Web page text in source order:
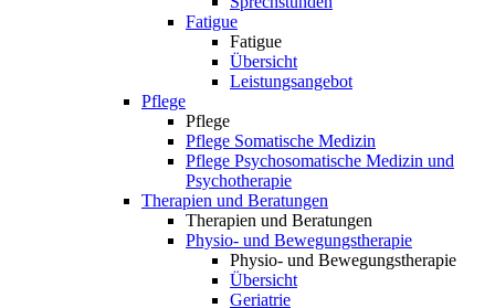
Fatigue
Fatigue
Übersicht
Leistungsangebot
Pflege
Pflege
Pflege Somatische Medizin
Pflege Psychosomatische Medizin und
Psychotherapie
Therapien und Beratungen
Therapien und Beratungen
Physio- und Bewegungstherapie
Physio- und Bewegungstherapie
Übersicht
Geriatrie